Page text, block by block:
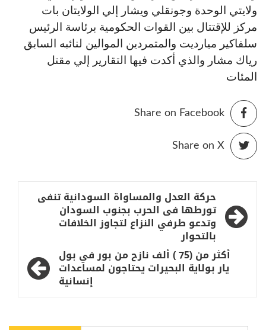
ولايتي الوحدة وجونقلي ويشار إلي الولايتان بات
مركز للإقتتال بين القوات الحكومية برئاسة الرئيس
سلفاكير ميارديت والمتمردين الموالين لنائبه السابق
رياك مشار والذي أكدت فيها التقارير إلي مقتل
المئات
Share on Facebook
Share on X
تصفّح
المقالات
حركة العدل والمساواة السودانية تنفى
تورطها فى الحرب بجنوب السودان
وتدعو طرفي النزاع لتجاوز الخلافات
بالتحوار
أكثر من (75 ) ألف نازح من بور في بول
يار بولاية البحيرات يحتاجون لمساعدات
إنسانية